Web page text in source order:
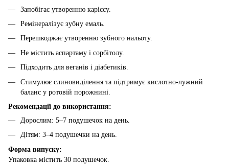
Запобігає утворенню карієсу.
Ремінералізує зубну емаль.
Перешкоджає утворенню зубного нальоту.
Не містить аспартаму і сорбітолу.
Підходить для веганів і діабетиків.
Стимулює слиновиділення та підтримує кислотно-лужний
баланс у ротовій порожнині.
Рекомендації до використання:
Дорослим: 5–7 подушечок на день.
Дітям: 3–4 подушечки на день.
Форма випуску:
Упаковка містить 30 подушечок.